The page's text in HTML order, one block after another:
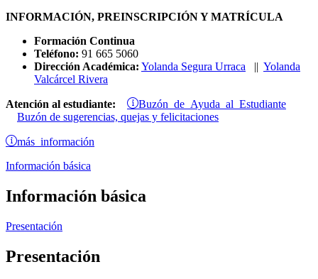
INFORMACIÓN, PREINSCRIPCIÓN Y MATRÍCULA
Formación Continua
Teléfono: 91 665 5060
Dirección Académica: Yolanda Segura Urraca || Yolanda
Valcárcel Rivera
Atención al estudiante: Buzón de Ayuda al Estudiante
Buzón de sugerencias, quejas y felicitaciones
más información
Información básica
Información básica
Presentación
Presentación